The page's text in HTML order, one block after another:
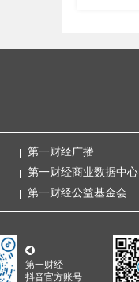
第一财经广播
第一财经商业数据中心
第一财经公益基金会
第一财经
抖音官方账号